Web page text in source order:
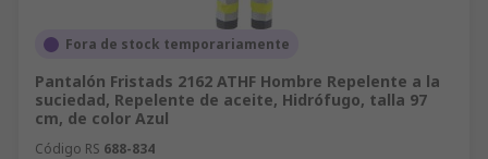
Fora de stock temporariamente
Pantalón Fristads 2162 ATHF Hombre Repelente a la
suciedad, Repelente de aceite, Hidrófugo, talla 97
cm, de color Azul
Código RS 688-834